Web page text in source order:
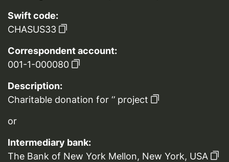
Swift code:
CHASUS33
Correspondent account:
001-1-000080
Description:
Charitable donation for ‘’ project
or
Intermediary bank:
The Bank of New York Mellon, New York, USA